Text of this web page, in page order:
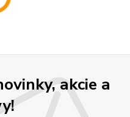
akcie a